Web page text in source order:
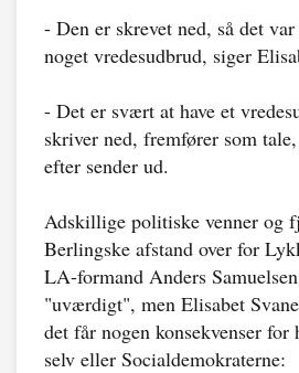
- Den er skrevet ned, så det
noget vredesudbrud, siger
- Det er svært at have et
skriver ned, fremfører som
efter sender ud.
Adskillige politiske venner og
Berlingske afstand over for
LA-formand Anders
"uværdigt", men Elisabet
det får nogen konsekvenser
selv eller Socialdemokraterne: